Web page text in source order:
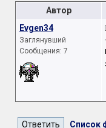
Автор
Evgen34
Заглянувший
Сообщения: 7
Список